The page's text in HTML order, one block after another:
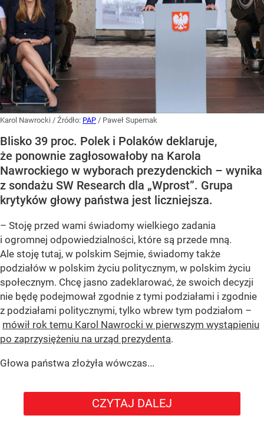
Karol Nawrocki / Źródło: PAP / Paweł Supernak
Blisko 39 proc. Polek i Polaków deklaruje,
że ponownie zagłosowałoby na Karola
Nawrockiego w wyborach prezydenckich – wynika
z sondażu SW Research dla „Wprost”. Grupa
krytyków głowy państwa jest liczniejsza.
– Stoję przed wami świadomy wielkiego zadania
i ogromnej odpowiedzialności, które są przede mną.
Ale stoję tutaj, w polskim Sejmie, świadomy także
podziałów w polskim życiu politycznym, w polskim życiu
społecznym. Chcę jasno zadeklarować, że swoich decyzji
nie będę podejmował zgodnie z tymi podziałami i zgodnie
z podziałami politycznymi, tylko wbrew tym podziałom –
mówił rok temu Karol Nawrocki w pierwszym wystąpieniu
po zaprzysiężeniu na urząd prezydenta.
Głowa państwa złożyła wówczas...
CZYTAJ DALEJ